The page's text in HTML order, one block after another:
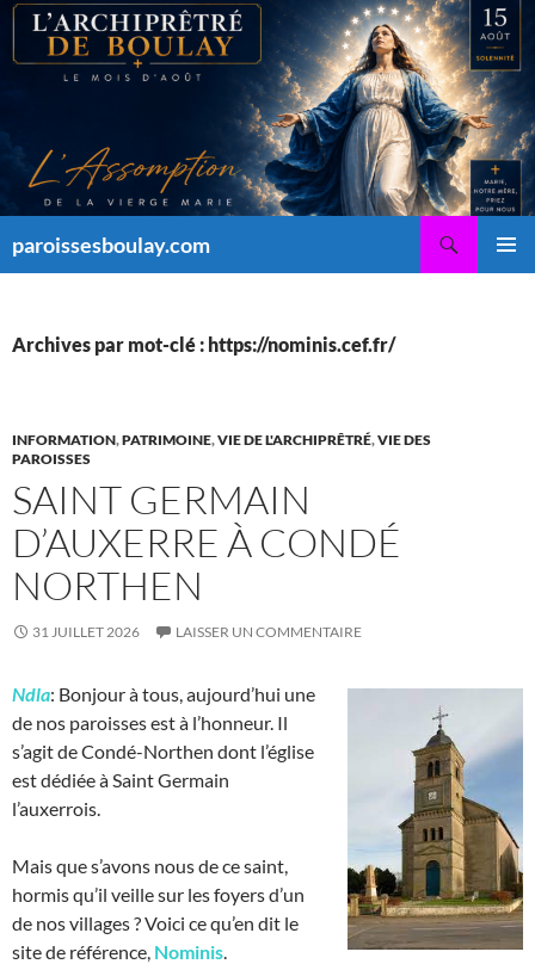
Aller
contenu
paroissesboulay.com
Archives par mot-clé : https://nominis.cef.fr/
INFORMATION,PATRIMOINE,VIE DE L'ARCHIPRÊTRÉ,VIE DES
PAROISSES
SAINT GERMAIN
D’AUXERRE À CONDÉ
NORTHEN
31 JUILLET 2026 LAISSER UN COMMENTAIRE
Ndla: Bonjour à tous, aujourd’hui une
de nos paroisses est à l’honneur. Il
s’agit de Condé-Northen dont l’église
est dédiée à Saint Germain
l’auxerrois.
Mais que s’avons nous de ce saint,
hormis qu’il veille sur les foyers d’un
de nos villages ? Voici ce qu’en dit le
site de référence, Nominis.